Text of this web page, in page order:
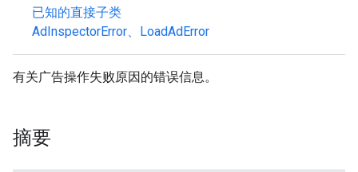
已知的直接子类
AdInspectorError、 LoadAdError
有关广告操作失败原因的错误信息。
摘要